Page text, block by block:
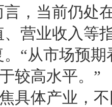
，当前仍处
营业收入等
“从市场预
较高水平。”
体产业，